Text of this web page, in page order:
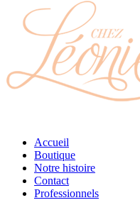
Accueil
Boutique
Notre histoire
Contact
Professionnels